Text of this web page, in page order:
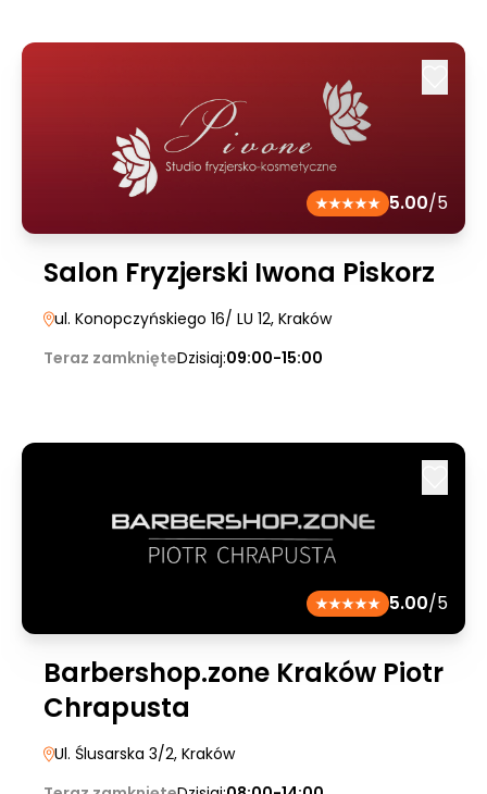
5.00/5
Salon Fryzjerski Iwona Piskorz
ul. Konopczyńskiego 16/ LU 12, Kraków
Teraz zamknięteDzisiaj:09:00-15:00
5.00/5
Barbershop.zone Kraków Piotr
Chrapusta
Ul. Ślusarska 3/2, Kraków